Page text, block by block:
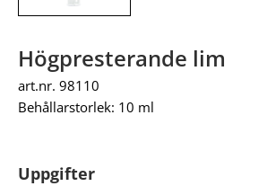
Högpresterande lim
art.nr. 98110
Behållarstorlek: 10 ml
Uppgifter